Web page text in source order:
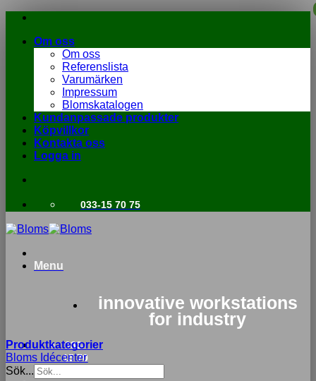
Skip
contentOm oss
Om oss
Referenslista
Varumärken
Impressum
Blomskatalogen
Kundanpassade produkter
Köpvillkor
Kontakta oss
Logga in
033-15 70 75
Menu
innovative workstations
for industry
033-
15 70
Produktkategorier
Bloms Idécenter
Sök...